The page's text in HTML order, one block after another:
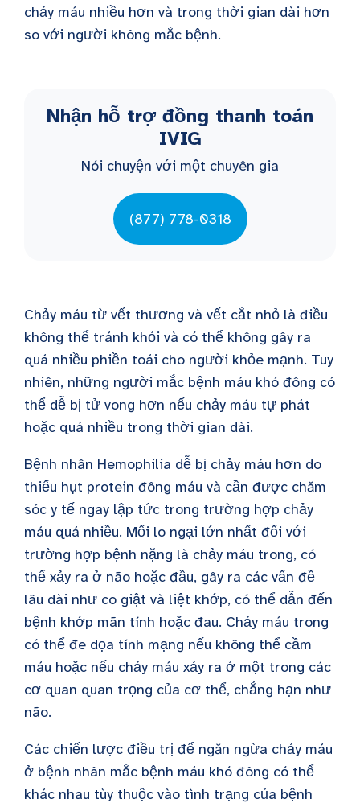
chảy máu nhiều hơn và trong thời gian dài hơn
so với người không mắc bệnh.
Nhận hỗ trợ đồng thanh toán
IVIG
Nói chuyện với một chuyên gia
(877) 778-0318
Chảy máu từ vết thương và vết cắt nhỏ là điều
không thể tránh khỏi và có thể không gây ra
quá nhiều phiền toái cho người khỏe mạnh. Tuy
nhiên, những người mắc bệnh máu khó đông có
thể dễ bị tử vong hơn nếu chảy máu tự phát
hoặc quá nhiều trong thời gian dài.
Bệnh nhân Hemophilia dễ bị chảy máu hơn do
thiếu hụt protein đông máu và cần được chăm
sóc y tế ngay lập tức trong trường hợp chảy
máu quá nhiều. Mối lo ngại lớn nhất đối với
trường hợp bệnh nặng là chảy máu trong, có
thể xảy ra ở não hoặc đầu, gây ra các vấn đề
lâu dài như co giật và liệt khớp, có thể dẫn đến
bệnh khớp mãn tính hoặc đau. Chảy máu trong
có thể đe dọa tính mạng nếu không thể cầm
máu hoặc nếu chảy máu xảy ra ở một trong các
cơ quan quan trọng của cơ thể, chẳng hạn như
não.
Các chiến lược điều trị để ngăn ngừa chảy máu
ở bệnh nhân mắc bệnh máu khó đông có thể
khác nhau tùy thuộc vào tình trạng của bệnh